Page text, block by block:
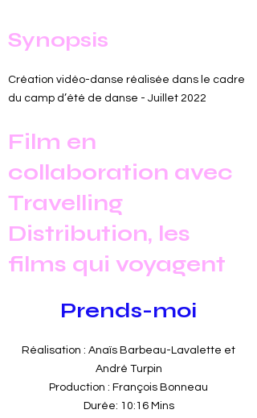
Synopsis
Création vidéo-danse réalisée dans le cadre
du camp d’été de danse - Juillet 2022
Film en
collaboration avec
Travelling
Distribution, les
films qui voyagent
Prends-moi
Réalisation : Anaïs Barbeau-Lavalette et
André Turpin
Production : François Bonneau
Durée: 10:16 Mins